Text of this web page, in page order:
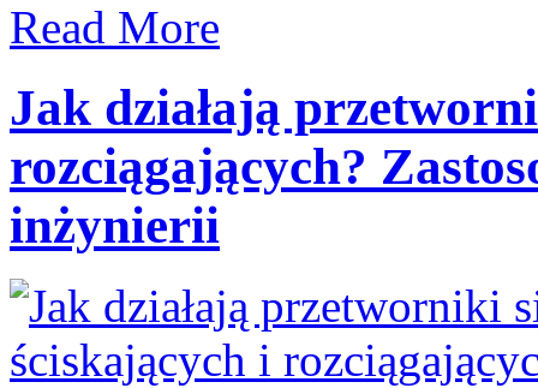
zastosowania
Read More
Jak działają
rozciągających?
inżynierii